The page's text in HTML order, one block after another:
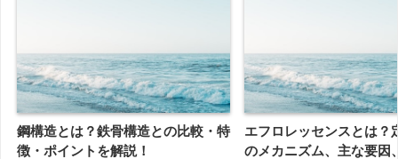
鋼構造とは？鉄骨構造との比較・特
徴・ポイントを解説！
エフロレッセンスとは？
のメカニズム、主な要因